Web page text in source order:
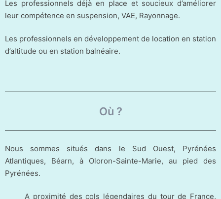
Les professionnels déjà en place et soucieux d’améliorer
leur compétence en suspension, VAE, Rayonnage.
Les professionnels en développement de location en station
d’altitude ou en station balnéaire.
Où ?
Nous sommes situés dans le Sud Ouest, Pyrénées
Atlantiques, Béarn, à Oloron-Sainte-Marie, au pied des
Pyrénées.
A proximité des cols légendaires du tour de France,